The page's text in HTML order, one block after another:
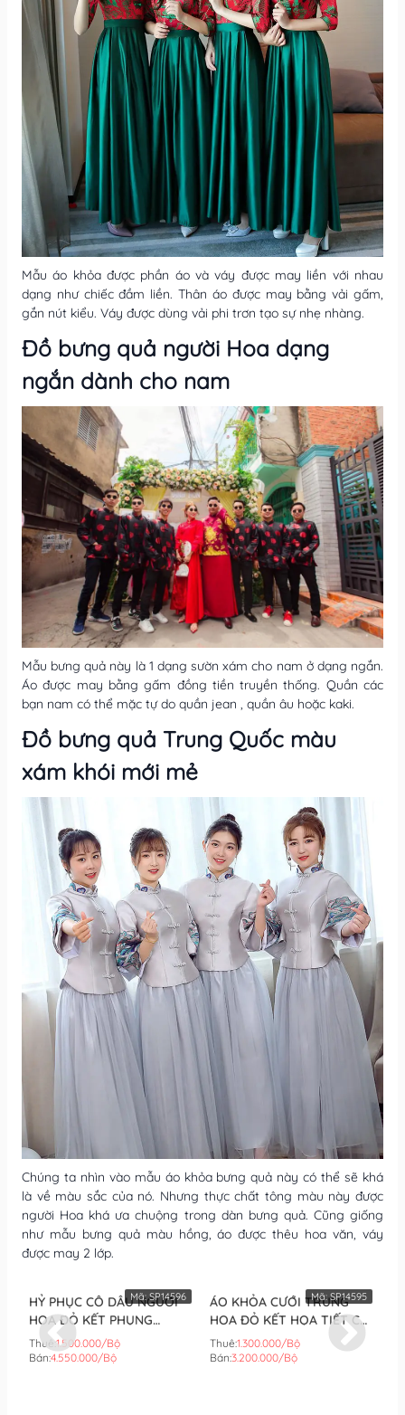
Mẫu áo khỏa được phần áo và váy được may liền với nhau
dạng như chiếc đầm liền. Thân áo được may bằng vải gấm,
gắn nút kiểu. Váy được dùng vải phi trơn tạo sự nhẹ nhàng.
Đồ bưng quả người Hoa dạng
ngắn dành cho nam
Mẫu bưng quả này là 1 dạng sườn xám cho nam ở dạng ngắn.
Áo được may bằng gấm đồng tiền truyền thống. Quần các
bạn nam có thể mặc tự do quần jean , quần âu hoặc kaki.
Đồ bưng quả Trung Quốc màu
xám khói mới mẻ
Chúng ta nhìn vào mẫu áo khỏa bưng quả này có thể sẽ khá
là về màu sắc của nó. Nhưng thực chất tông màu này được
người Hoa khá ưa chuộng trong dàn bưng quả. Cũng giống
như mẫu bưng quả màu hồng, áo được thêu hoa văn, váy
được may 2 lớp.
HỶ PHỤC CÔ DÂU NGƯỜI
HOA ĐỎ KẾT PHỤNG
HOÀNG (BỘ)
Thuê:1.500.000/Bộ
Bán:4.550.000/Bộ
Mã:SP14596
ÁO KHỎA CƯỚI TRUNG
HOA ĐỎ KẾT HỌA TIẾT CÔ
DÂU (BỘ)
Thuê:1.300.000/Bộ
Bán:3.200.000/Bộ
Mã:SP14595